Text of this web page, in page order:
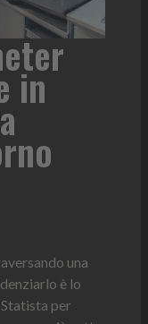
in
una
è lo
per